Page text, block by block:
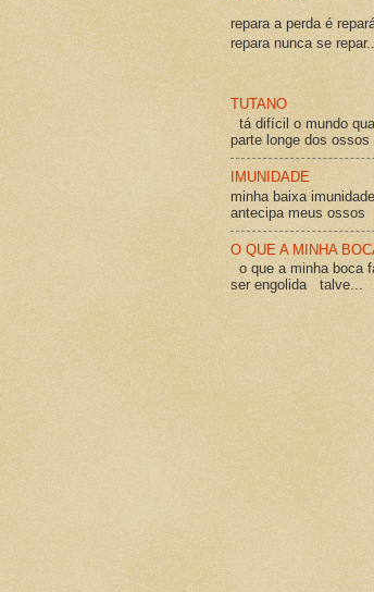
repara a perda é
repara nunca se
TUTANO
tá difícil o mundo
parte longe dos ossos
IMUNIDADE
minha baixa
antecipa meus ossos
O QUE A MINHA
o que a minha boca
ser engolida talve...